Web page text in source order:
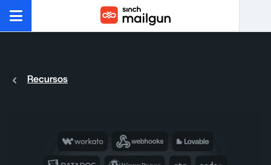
Recursos